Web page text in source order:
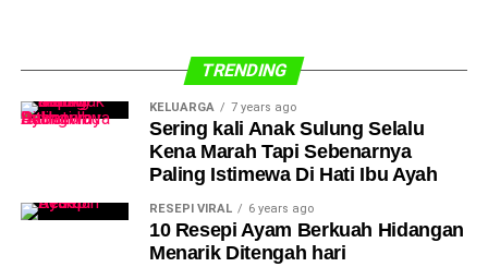
TRENDING
KELUARGA 7 years ago
Sering kali Anak Sulung Selalu
Kena Marah Tapi Sebenarnya
Paling Istimewa Di Hati Ibu Ayah
RESEPI VIRAL 6 years ago
10 Resepi Ayam Berkuah Hidangan
Menarik Ditengah hari